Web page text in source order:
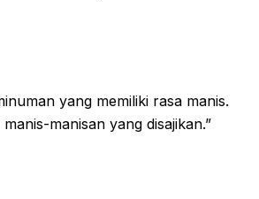
yang memiliki rasa manis.
manisan yang disajikan.”